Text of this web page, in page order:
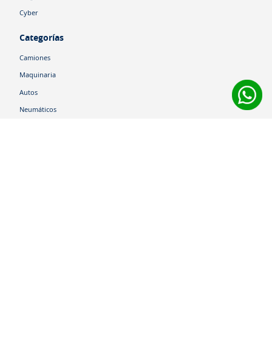
Cyber
Categorías
Camiones
Maquinaria
Autos
Neumáticos